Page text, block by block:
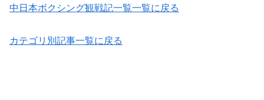
中日本ボクシング観戦記一覧一覧に戻る
カテゴリ別記事一覧に戻る